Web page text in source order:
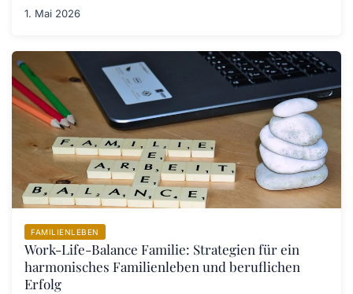
1. Mai 2026
FAMILIENLEBEN
Work-Life-Balance Familie: Strategien für ein
harmonisches Familienleben und beruflichen
Erfolg